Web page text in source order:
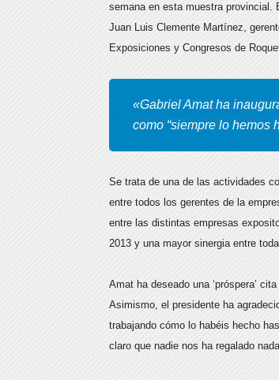
semana en esta muestra provincial.
Juan Luis Clemente Martínez,
Exposiciones y Congresos de
«Gabriel Amat ha
como “siempre lo hemos
Se trata de una de las actividades
entre todos los gerentes de la
entre las distintas empresas
2013 y una mayor sinergia entre
Amat ha deseado una ‘próspera’
Asimismo, el presidente ha
trabajando cómo lo habéis hecho
claro que nadie nos ha regalado